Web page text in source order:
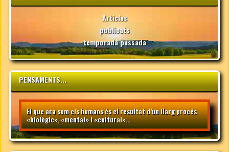
Articles
publicats
temporada passada
PENSAMENTS...
El que ara som els humans és el resultat d’un llarg procés
«biològic», «mental» i «cultural»...